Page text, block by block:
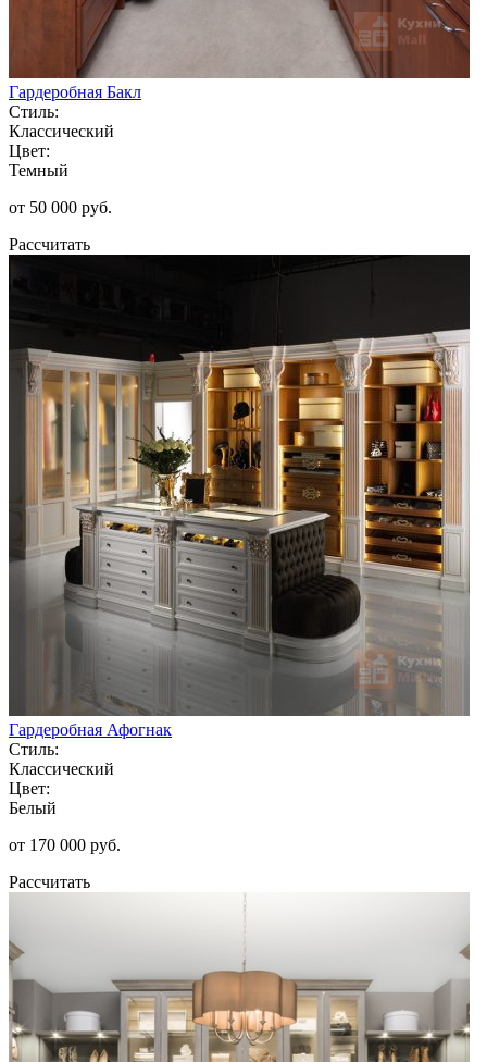
Гардеробная Бакл
Стиль:
Классический
Цвет:
Темный
от 50 000 руб.
Рассчитать
Гардеробная Афогнак
Стиль:
Классический
Цвет:
Белый
от 170 000 руб.
Рассчитать